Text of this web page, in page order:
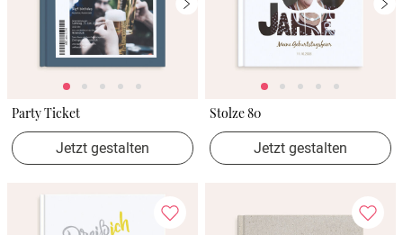
Party Ticket
Jetzt gestalten
Stolze 80
Jetzt gestalten